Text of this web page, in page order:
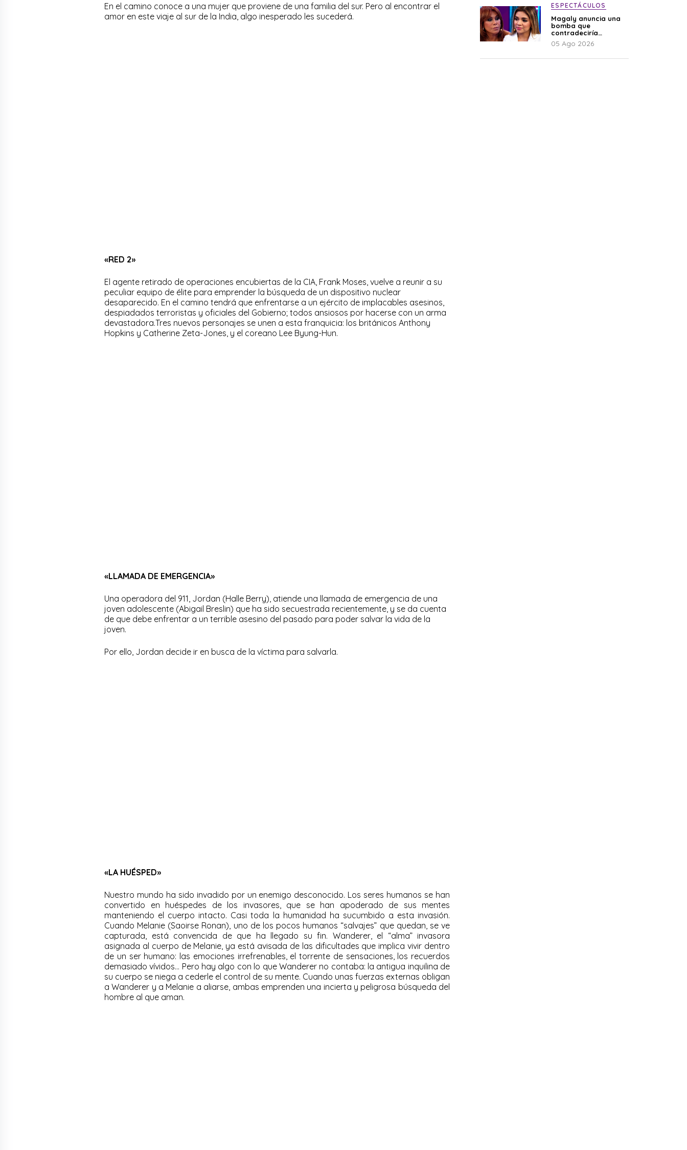
En el camino conoce a una mujer que proviene de una familia del sur. Pero al encontrar el
amor en este viaje al sur de la India, algo inesperado les sucederá.
«RED 2»
El agente retirado de operaciones encubiertas de la CIA, Frank Moses, vuelve a reunir a su
peculiar equipo de élite para emprender la búsqueda de un dispositivo nuclear
desaparecido. En el camino tendrá que enfrentarse a un ejército de implacables asesinos,
despiadados terroristas y oficiales del Gobierno; todos ansiosos por hacerse con un arma
devastadora.Tres nuevos personajes se unen a esta franquicia: los británicos Anthony
Hopkins y Catherine Zeta-Jones, y el coreano Lee Byung-Hun.
«LLAMADA DE EMERGENCIA»
Una operadora del 911, Jordan (Halle Berry), atiende una llamada de emergencia de una
joven adolescente (Abigail Breslin) que ha sido secuestrada recientemente, y se da cuenta
de que debe enfrentar a un terrible asesino del pasado para poder salvar la vida de la
joven.
Por ello, Jordan decide ir en busca de la víctima para salvarla.
«LA HUÉSPED»
Nuestro mundo ha sido invadido por un enemigo desconocido. Los seres humanos se han
convertido en huéspedes de los invasores, que se han apoderado de sus mentes
manteniendo el cuerpo intacto. Casi toda la humanidad ha sucumbido a esta invasión.
Cuando Melanie (Saoirse Ronan), uno de los pocos humanos “salvajes” que quedan, se ve
capturada, está convencida de que ha llegado su fin. Wanderer, el “alma” invasora
asignada al cuerpo de Melanie, ya está avisada de las dificultades que implica vivir dentro
de un ser humano: las emociones irrefrenables, el torrente de sensaciones, los recuerdos
demasiado vívidos… Pero hay algo con lo que Wanderer no contaba: la antigua inquilina de
su cuerpo se niega a cederle el control de su mente. Cuando unas fuerzas externas obligan
a Wanderer y a Melanie a aliarse, ambas emprenden una incierta y peligrosa búsqueda del
hombre al que aman.
ESPECTÁCULOS
Magaly anuncia una
bomba que
contradeciría
comunicado de La
Bella Luz: “Hay un
05 Ago 2026